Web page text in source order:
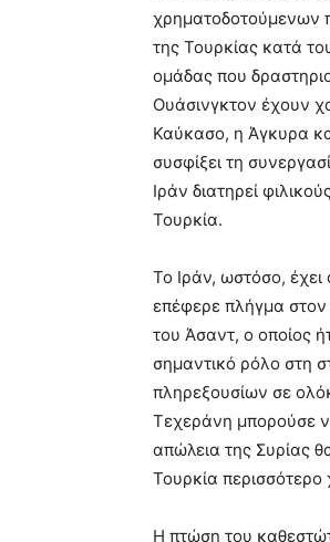
χρηματοδοτούμενων
της Τουρκίας κατά
ομάδας που
Ουάσινγκτον έχουν
Καύκασο, η Άγκυρα
συσφίξει τη
Ιράν διατηρεί
Τουρκία.
Το Ιράν, ωστόσο,
επέφερε πλήγμα
του Άσαντ, ο οποίος
σημαντικό ρόλο στη
πληρεξουσίων σε
Τεχεράνη μπορούσε
απώλεια της Συρίας
Τουρκία περισσότερο
Η πτώση του